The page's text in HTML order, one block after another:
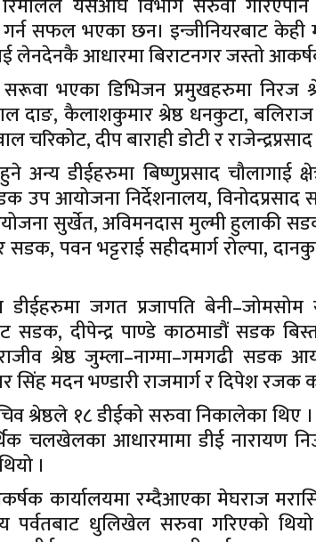
यसअघि विभाग सरुवा गरिएपनि
सफल भएका छन। इन्जीनियरबाट केही
लेनदेनकै आधारमा बिराटनगर जस्तो
भएका डिभिजन प्रमुखहरुमा निरज
दाङ, कैलाशकुमार श्रेष्ठ धनकुटा,
चरिकोट, दीप बाराही डोटी र
अन्य डीईहरुमा बिष्णुप्रसाद चौलागाई
उप आयोजना निर्देशनालय,
सुर्खेत, अविमनदास मुल्मी हुलाकी
पवन भट्टराई सहीदमार्ग रोल्पा,
जगत प्रजापति
सडक, दीपेन्द्र पाण्डे काठमाडौं सडक
श्रेष्ठ जुम्ला–नाग्मा–गमगढी सडक
मदन भण्डारी राजमार्ग र दिपेश रजक
श्रेष्ठले १८ डीईको सरुवा निकालेका
चलखेलका आधारमामा डीई नारायण
।
कार्यालयमा रम्दैआएका मेघराज
पर्वतबाट धुलिखेल सरुवा गरिएको